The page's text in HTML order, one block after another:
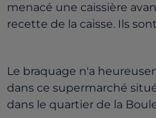
menacé une caissière
recette de la caisse. Ils
Le braquage n'a
dans ce supermarché
dans le quartier de la